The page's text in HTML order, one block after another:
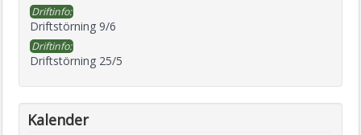
Driftinfo:
Driftstörning 9/6
Driftinfo:
Driftstörning 25/5
Kalender